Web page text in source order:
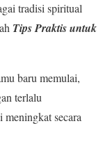
tradisi spiritual
Tips Praktis untuk
baru memulai,
terlalu
secara